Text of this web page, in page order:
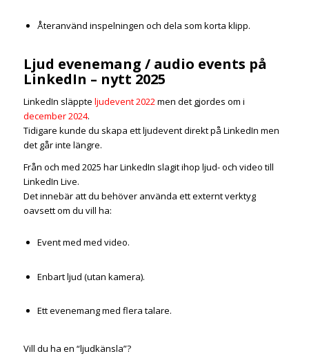
Återanvänd inspelningen och dela som korta klipp.
Ljud evenemang / audio events på
LinkedIn – nytt 2025
LinkedIn släppte ljudevent 2022men det gjordes om i
december 2024.
Tidigare kunde du skapa ett ljudevent direkt på LinkedIn men
det går inte längre.
Från och med 2025 har LinkedIn slagit ihop ljud- och video till
LinkedIn Live.
Det innebär att du behöver använda ett externt verktyg
oavsett om du vill ha:
Event med med video.
Enbart ljud (utan kamera).
Ett evenemang med flera talare.
Vill du ha en “ljudkänsla”?